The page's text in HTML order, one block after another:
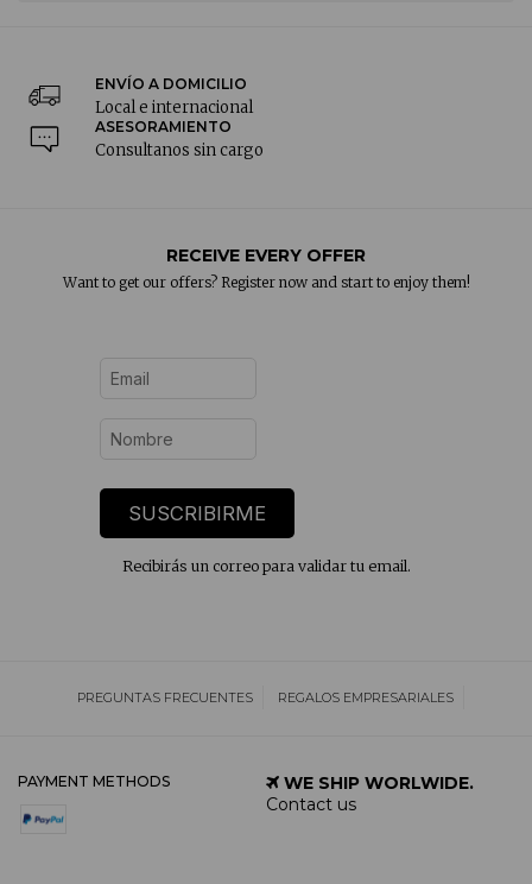
ENVÍO A DOMICILIO
Local e internacional
ASESORAMIENTO
Consultanos sin cargo
RECEIVE EVERY OFFER
Want to get our offers? Register now and start to enjoy them!
SUSCRIBIRME
Recibirás un correo para validar tu email.
PREGUNTAS FRECUENTES REGALOS EMPRESARIALES
PAYMENT METHODS
WE SHIP WORLWIDE.
Contact us